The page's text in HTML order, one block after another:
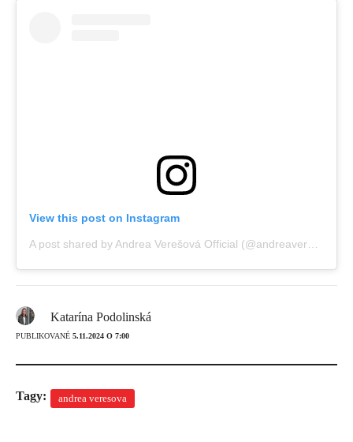
View this post on Instagram
A post shared by Andrea Verešová Official (@andreaveresovaofficial)
Katarína Podolinská
PUBLIKOVANÉ 5.11.2024 O 7:00
Tagy: andrea veresova